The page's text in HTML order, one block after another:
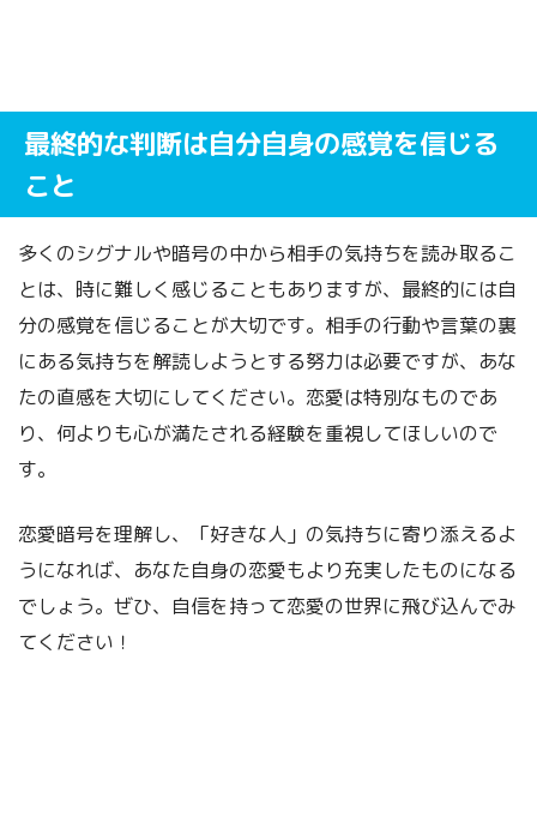
最終的な判断は自分自身の感覚を信じる
こと
多くのシグナルや暗号の中から相手の気持ちを読み取るこ
とは、時に難しく感じることもありますが、最終的には自
分の感覚を信じることが大切です。相手の行動や言葉の裏
にある気持ちを解読しようとする努力は必要ですが、あな
たの直感を大切にしてください。恋愛は特別なものであ
り、何よりも心が満たされる経験を重視してほしいので
す。
恋愛暗号を理解し、「好きな人」の気持ちに寄り添えるよ
うになれば、あなた自身の恋愛もより充実したものになる
でしょう。ぜひ、自信を持って恋愛の世界に飛び込んでみ
てください！